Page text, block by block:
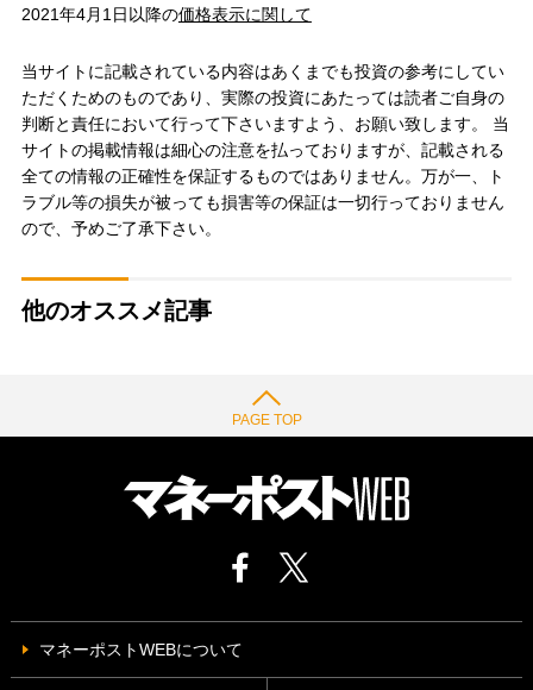
2021年4月1日以降の価格表示に関して
当サイトに記載されている内容はあくまでも投資の参考にしてい
ただくためのものであり、実際の投資にあたっては読者ご自身の
判断と責任において行って下さいますよう、お願い致します。 当
サイトの掲載情報は細心の注意を払っておりますが、記載される
全ての情報の正確性を保証するものではありません。万が一、ト
ラブル等の損失が被っても損害等の保証は一切行っておりません
ので、予めご了承下さい。
他のオススメ記事
PAGE TOP
マネーポストWEBについて